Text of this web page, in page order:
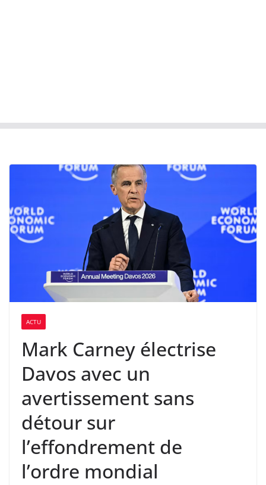
ACTU
Mark Carney électrise
Davos avec un
avertissement sans
détour sur
l’effondrement de
l’ordre mondial